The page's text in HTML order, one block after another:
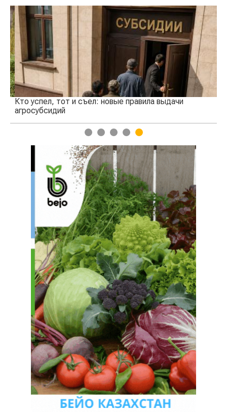
Кто успел, тот и съел: новые правила выдачи
агросубсидий
1 2 3 4 5